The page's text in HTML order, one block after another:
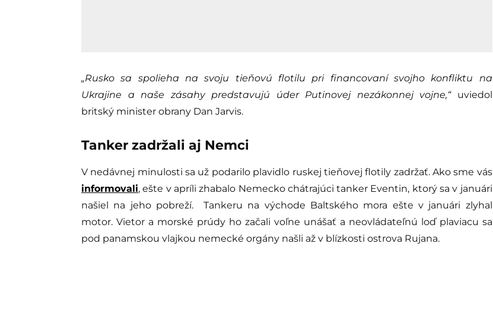
„Rusko sa spolieha na svoju tieňovú flotilu pri financovaní svojho konfliktu na
Ukrajine a naše zásahy predstavujú úder Putinovej nezákonnej vojne,“uviedol
britský minister obrany Dan Jarvis.
Tanker zadržali aj Nemci
V nedávnej minulosti sa už podarilo plavidlo ruskej tieňovej flotily zadržať. Ako sme vás
informovali, ešte v apríli zhabalo Nemecko chátrajúci tanker Eventin, ktorý sa v januári
našiel na jeho pobreží. Tankeru na východe Baltského mora ešte v januári zlyhal
motor. Vietor a morské prúdy ho začali voľne unášať a neovládateľnú loď plaviacu sa
pod panamskou vlajkou nemecké orgány našli až v blízkosti ostrova Rujana.